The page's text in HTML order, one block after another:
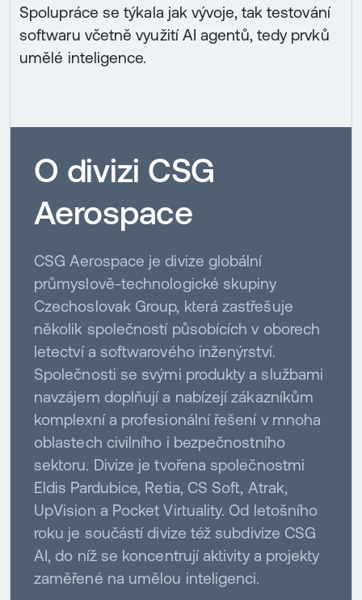
Spolupráce se týkala jak vývoje, tak testování
softwaru včetně využití AI agentů, tedy prvků
umělé inteligence.
O divizi CSG
Aerospace
CSG Aerospace je divize globální
průmyslově-technologické skupiny
Czechoslovak Group, která zastřešuje
několik společností působících v oborech
letectví a softwarového inženýrství.
Společnosti se svými produkty a službami
navzájem doplňují a nabízejí zákazníkům
komplexní a profesionální řešení v mnoha
oblastech civilního i bezpečnostního
sektoru. Divize je tvořena společnostmi
Eldis Pardubice, Retia, CS Soft, Atrak,
UpVision a Pocket Virtuality. Od letošního
roku je součástí divize též subdivize CSG
AI, do níž se koncentrují aktivity a projekty
zaměřené na umělou inteligenci.